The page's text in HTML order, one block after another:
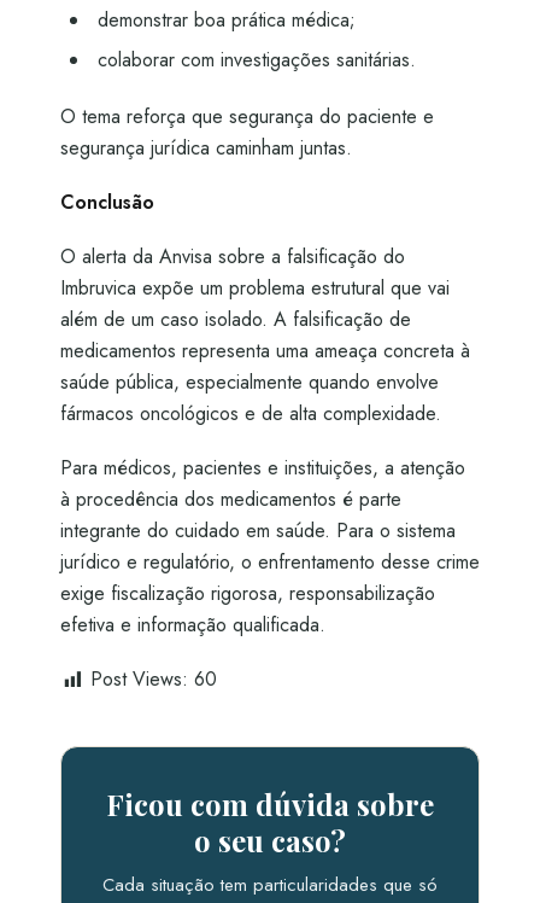
demonstrar boa prática médica;
colaborar com investigações sanitárias.
O tema reforça que segurança do paciente e
segurança jurídica caminham juntas.
Conclusão
O alerta da Anvisa sobre a falsificação do
Imbruvica expõe um problema estrutural que vai
além de um caso isolado. A falsificação de
medicamentos representa uma ameaça concreta à
saúde pública, especialmente quando envolve
fármacos oncológicos e de alta complexidade.
Para médicos, pacientes e instituições, a atenção
à procedência dos medicamentos é parte
integrante do cuidado em saúde. Para o sistema
jurídico e regulatório, o enfrentamento desse crime
exige fiscalização rigorosa, responsabilização
efetiva e informação qualificada.
Post Views: 60
Ficou com dúvida sobre
o seu caso?
Cada situação tem particularidades que só